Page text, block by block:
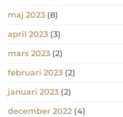
maj 2023 (8)
april 2023 (3)
mars 2023 (2)
februari 2023 (2)
januari 2023 (2)
december 2022 (4)